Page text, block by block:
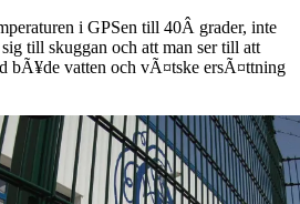
i GPSen till 40Â grader, inte
till skuggan och att man ser till att
bÃ¥de vatten och vÃ¤tske ersÃ¤ttning